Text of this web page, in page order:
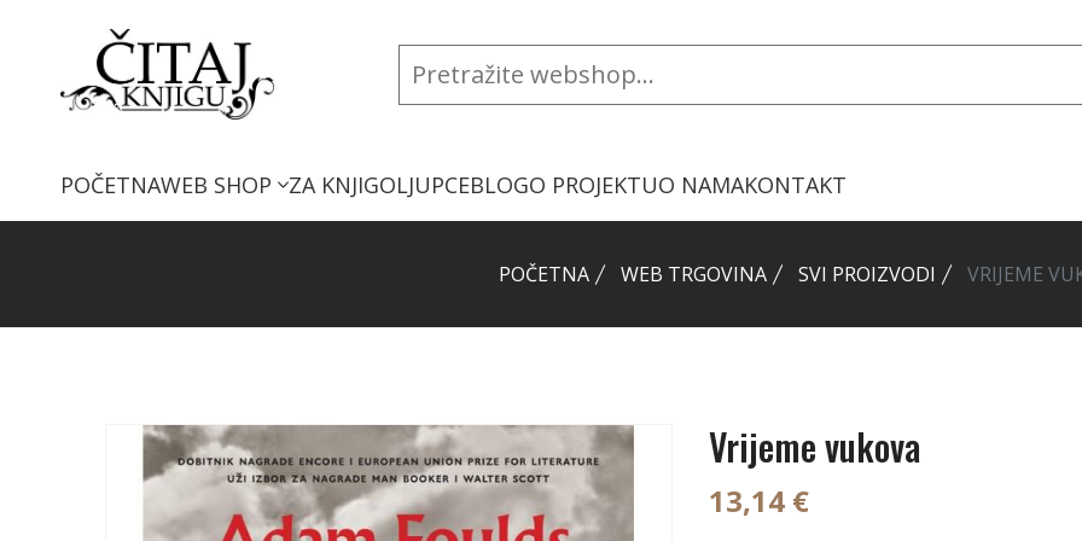
POČETNAWEB SHOP ZA KNJIGOLJUPCEBLOGO PROJEKTUO NAMAKONTAKT
POČETNA WEB TRGOVINA SVI PROIZVODI VRIJEME
Vrijeme vukova
13,14 €